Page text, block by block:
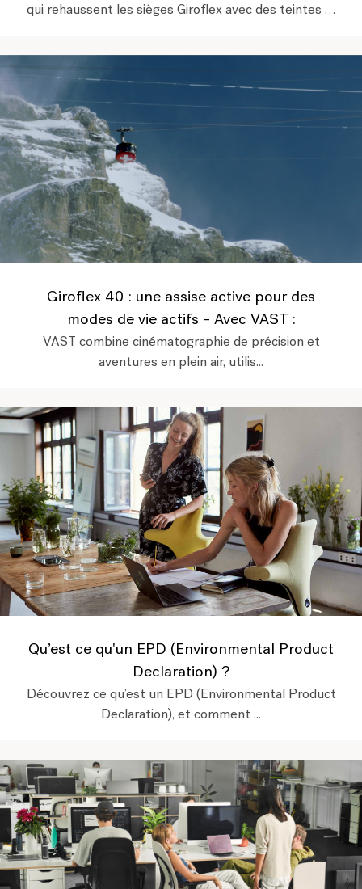
qui rehaussent les sièges Giroflex avec des teintes …
Giroflex 40 : une assise active pour des
modes de vie actifs – Avec VAST :
VAST combine cinématographie de précision et
aventures en plein air, utilis...
Qu’est ce qu'un EPD (Environmental Product
Declaration) ?
Découvrez ce qu’est un EPD (Environmental Product
Declaration), et comment ...